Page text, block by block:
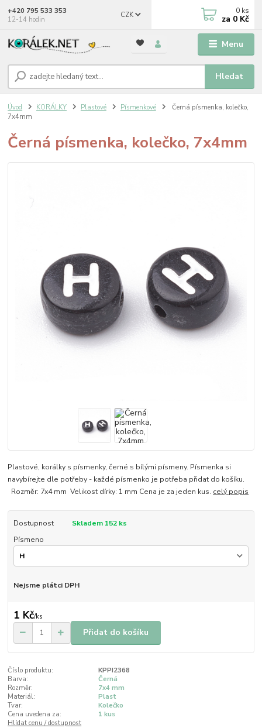
Menu
CZK
Hledat
+420 795 533 353
12-14 hodin
0 ks
za 0 Kč
Úvod KORÁLKY Plastové Písmenkové
Černá písmenka, kolečko,
7x4mm
Černá písmenka, kolečko, 7x4mm
Plastové, korálky s písmenky, černé s bílými písmeny. Písmenka si
navybírejte dle potřeby - každé písmenko je potřeba přidat do košíku.
Rozměr: 7x4 mm Velikost dírky: 1 mm Cena je za jeden kus. celý popis
Dostupnost
Skladem 152 ks
Písmeno
Nejsme plátci DPH
1 Kč/ks
Přidat do košíku
Číslo produktu:
KPPI2368
Barva:
Černá
Rozměr:
7x4 mm
Materiál:
Plast
Tvar:
Kolečko
Cena uvedena za:
1 kus
Hlídat cenu / dostupnost